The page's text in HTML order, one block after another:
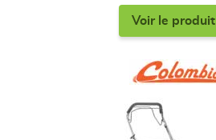
Voir le produit